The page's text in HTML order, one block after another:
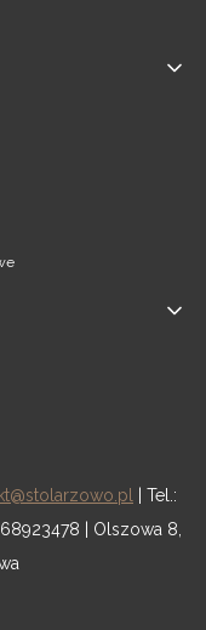
| Tel.:
| Olszowa 8,